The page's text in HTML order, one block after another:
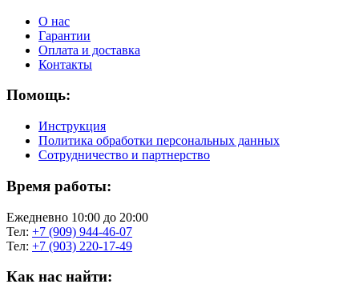
О нас
Гарантии
Оплата и доставка
Контакты
Помощь:
Инструкция
Политика обработки персональных данных
Сотрудничество и партнерство
Время работы:
Ежедневно 10:00 до 20:00
Тел: +7 (909) 944-46-07
Тел: +7 (903) 220-17-49
Как нас найти: